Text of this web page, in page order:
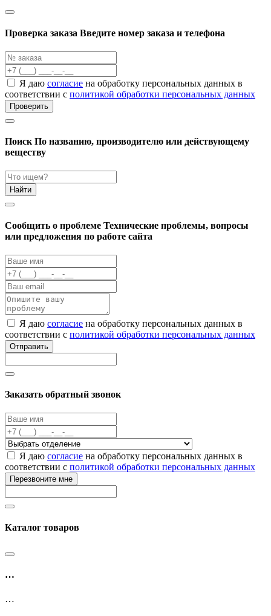
Проверка заказа Введите номер заказа и телефона
Я даю согласие на обработку персональных данных в
соответствии с политикой обработки персональных данных
Проверить
Поиск По названию, производителю или действующему
веществу
Найти
Cообщить о проблеме Технические проблемы, вопросы
или предложения по работе сайта
Я даю согласие на обработку персональных данных в
соответствии с политикой обработки персональных данных
Отправить
Заказать обратный звонок
Я даю согласие на обработку персональных данных в
соответствии с политикой обработки персональных данных
Перезвоните мне
Каталог товаров
…
…